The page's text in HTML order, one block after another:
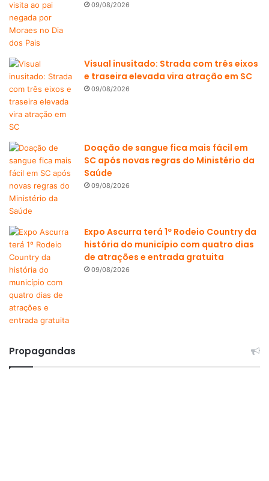
09/08/2026
Visual inusitado: Strada com três eixos
e traseira elevada vira atração em SC
09/08/2026
Doação de sangue fica mais fácil em
SC após novas regras do Ministério da
Saúde
09/08/2026
Expo Ascurra terá 1º Rodeio Country da
história do município com quatro dias
de atrações e entrada gratuita
09/08/2026
Propagandas